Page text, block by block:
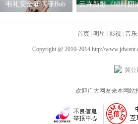
韦礼安全新演绎Bob
单曲+MV 同步发行
云卉新歌《绿叶阴
剧 创造国潮音乐新
首页 明星 影视 音乐
Copyright @ 2010-2014 http://
冀公
欢迎广大网友来本网站